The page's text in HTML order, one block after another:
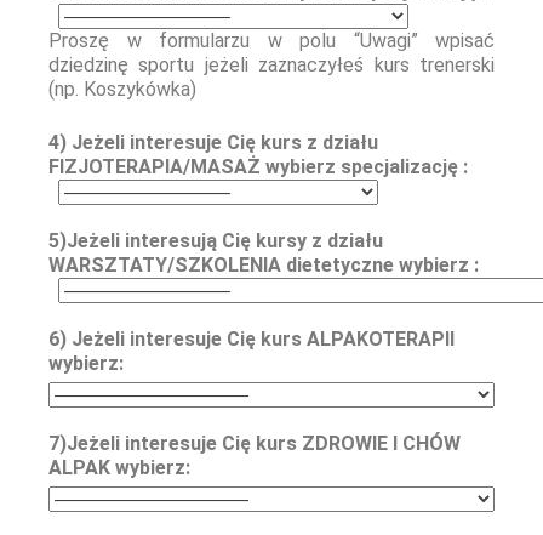
Proszę w formularzu w polu “Uwagi” wpisać
dziedzinę sportu jeżeli zaznaczyłeś kurs trenerski
(np. Koszykówka)
4) Jeżeli interesuje Cię kurs z działu
FIZJOTERAPIA/MASAŻ wybierz specjalizację :
5)Jeżeli interesują Cię kursy z działu
WARSZTATY/SZKOLENIA dietetyczne wybierz :
6) Jeżeli interesuje Cię kurs ALPAKOTERAPII
wybierz:
7)Jeżeli interesuje Cię kurs ZDROWIE I CHÓW
ALPAK wybierz: